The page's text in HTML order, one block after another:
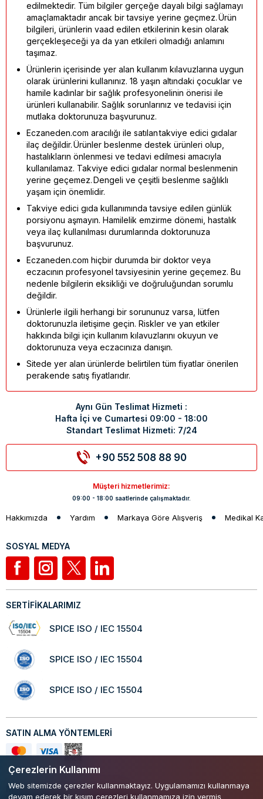
Çerezlerin Kullanımı
Web sitemizde çerezler kullanmaktayız. Uygulamamızı kullanmaya
devam ederek bir kısım çerezleri kullanmamıza izin vermiş
edilmektedir. Tüm bilgiler gerçeğe dayalı bilgi sağlamayı
amaçlamaktadır ancak bir tavsiye yerine geçmez. Ürün
bilgileri, ürünlerin vaad edilen etkilerinin kesin olarak
gerçekleşeceği ya da yan etkileri olmadığı anlamını
taşımaz.
Ürünlerin içerisinde yer alan kullanım kılavuzlarına uygun
olarak ürünlerini kullanınız. 18 yaşın altındaki çocuklar ve
hamile kadınlar bir sağlık profesyonelinin önerisi ile
ürünleri kullanabilir. Sağlık sorunlarınız ve tedavisi için
mutlaka doktorunuza başvurunuz.
Eczaneden.com aracılığı ile satılan takviye edici gıdalar
ilaç değildir. Ürünler beslenme destek ürünleri olup,
hastalıkların önlenmesi ve tedavi edilmesi amacıyla
kullanılamaz. Takviye edici gıdalar normal beslenmenin
yerine geçemez. Dengeli ve çeşitli beslenme sağlıklı
yaşam için önemlidir.
Takviye edici gıda kullanımında tavsiye edilen günlük
porsiyonu aşmayın. Hamilelik emzirme dönemi, hastalık
veya ilaç kullanılması durumlarında doktorunuza
başvurunuz.
Eczaneden.com hiçbir durumda bir doktor veya
eczacının profesyonel tavsiyesinin yerine geçemez. Bu
nedenle bilgilerin eksikliği ve doğruluğundan sorumlu
değildir.
Ürünlerle ilgili herhangi bir sorununuz varsa, lütfen
doktorunuzla iletişime geçin. Riskler ve yan etkiler
hakkında bilgi için kullanım kılavuzlarını okuyun ve
doktorunuza veya eczacınıza danışın.
Sitede yer alan ürünlerde belirtilen tüm fiyatlar önerilen
perakende satış fiyatlarıdır.
Aynı Gün Teslimat Hizmeti :
Hafta İçi ve Cumartesi 09:00 - 18:00
Standart Teslimat Hizmeti: 7/24
+90 552 508 88 90
Müşteri hizmetlerimiz:
09:00 - 18:00 saatlerinde çalışmaktadır.
Hakkımızda Yardım Markaya Göre Alışveriş Medikal
SOSYAL MEDYA
SERTİFİKALARIMIZ
SPICE ISO / IEC 15504
SPICE ISO / IEC 15504
SPICE ISO / IEC 15504
SATIN ALMA YÖNTEMLERİ
Mobil Uygulamamızı Keşfedin!